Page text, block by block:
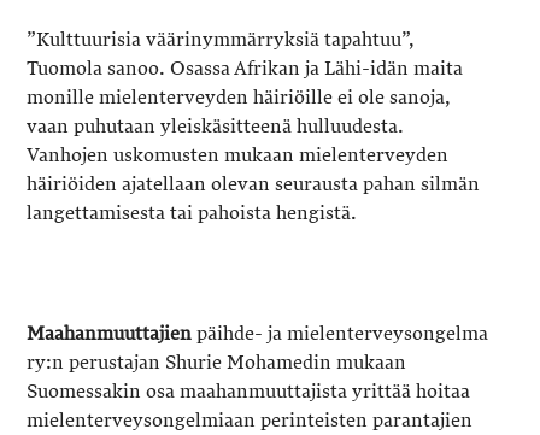
”Kulttuurisia väärinymmärryksiä tapahtuu”,
Tuomola sanoo. Osassa Afrikan ja Lähi-idän maita
monille mielenterveyden häiriöille ei ole sanoja,
vaan puhutaan yleiskäsitteenä hulluudesta.
Vanhojen uskomusten mukaan mielenterveyden
häiriöiden ajatellaan olevan seurausta pahan silmän
langettamisesta tai pahoista hengistä.
Maahanmuuttajien päihde- ja mielenterveysongelma
ry:n perustajan Shurie Mohamedin mukaan
Suomessakin osa maahanmuuttajista yrittää hoitaa
mielenterveysongelmiaan perinteisten parantajien